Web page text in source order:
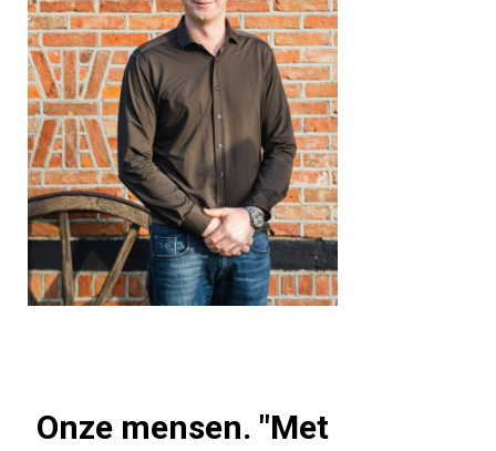
Onze mensen. "Met